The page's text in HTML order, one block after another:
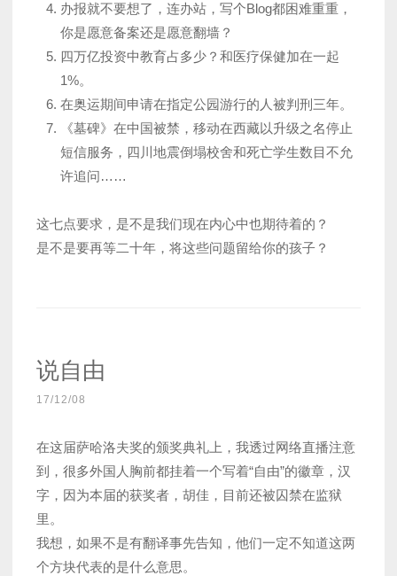
办报就不要想了，连办站，写个Blog都困难重重，
你是愿意备案还是愿意翻墙？
四万亿投资中教育占多少？和医疗保健加在一起
1%。
在奥运期间申请在指定公园游行的人被判刑三年。
《墓碑》在中国被禁，移动在西藏以升级之名停止
短信服务，四川地震倒塌校舍和死亡学生数目不允
许追问……
这七点要求，是不是我们现在内心中也期待着的？
是不是要再等二十年，将这些问题留给你的孩子？
说自由
17/12/08
在这届萨哈洛夫奖的颁奖典礼上，我透过网络直播注意
到，很多外国人胸前都挂着一个写着“自由”的徽章，汉
字，因为本届的获奖者，胡佳，目前还被囚禁在监狱
里。
我想，如果不是有翻译事先告知，他们一定不知道这两
个方块代表的是什么意思。